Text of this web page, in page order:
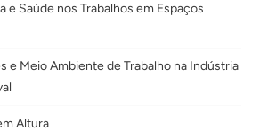
e Saúde nos Trabalhos em Espaços
e Meio Ambiente de Trabalho na Indústria
Altura